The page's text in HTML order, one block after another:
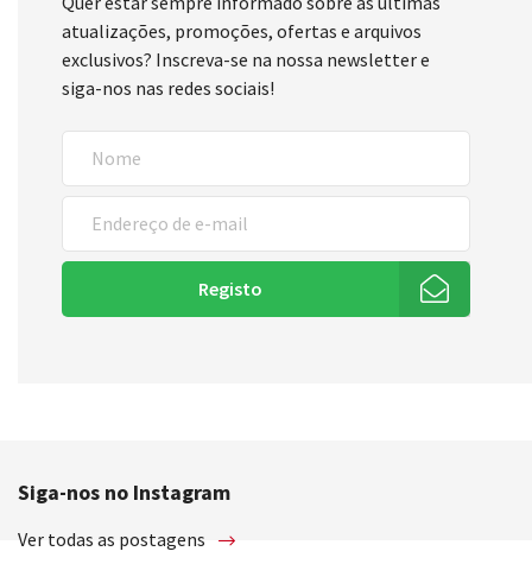
atualizações, promoções, ofertas e arquivos
exclusivos? Inscreva-se na nossa newsletter e
siga-nos nas redes sociais!
Registo
Siga-nos no Instagram
Ver todas as postagens